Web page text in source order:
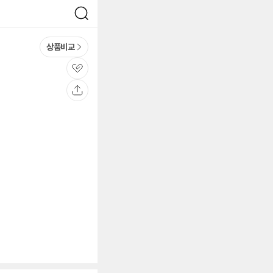
검
색
상품비교
관
심